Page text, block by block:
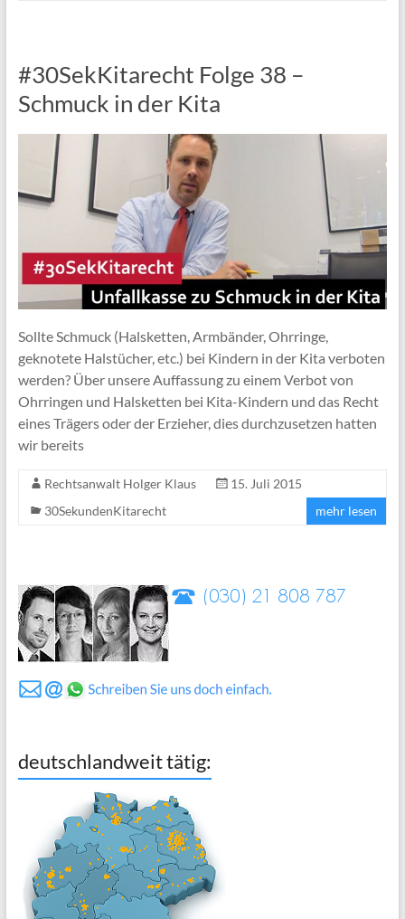
#30SekKitarecht Folge 38 –
Schmuck in der Kita
Sollte Schmuck (Halsketten, Armbänder, Ohrringe,
geknotete Halstücher, etc.) bei Kindern in der Kita verboten
werden? Über unsere Auffassung zu einem Verbot von
Ohrringen und Halsketten bei Kita-Kindern und das Recht
eines Trägers oder der Erzieher, dies durchzusetzen hatten
wir bereits
Rechtsanwalt Holger Klaus
15. Juli 2015
30SekundenKitarecht
mehr lesen
deutschlandweit tätig: